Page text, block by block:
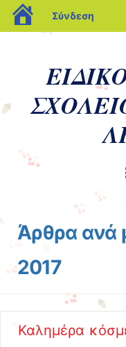
blogs.sch.gr
Σύνδεση
Άρθρα ανά
2017
Καλημέρα